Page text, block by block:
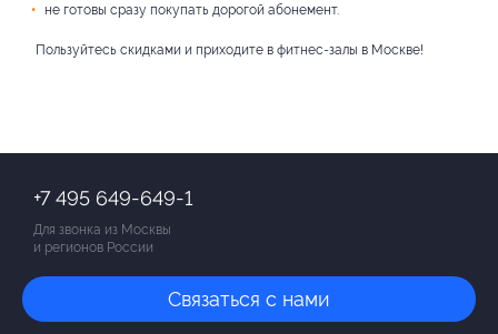
не готовы сразу покупать дорогой абонемент.
Пользуйтесь скидками и приходите в фитнес-залы в Москве!
+7 495 649-649-1
Для звонка из Москвы
и регионов России
Связаться с нами